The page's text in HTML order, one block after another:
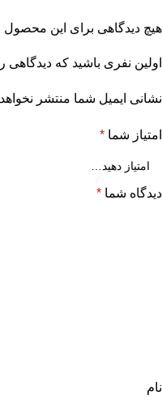
هیچ دیدگاهی برای این
اولین نفری باشید که
نشانی ایمیل شما منتشر
امتیاز شما *
دیدگاه شما *
نام